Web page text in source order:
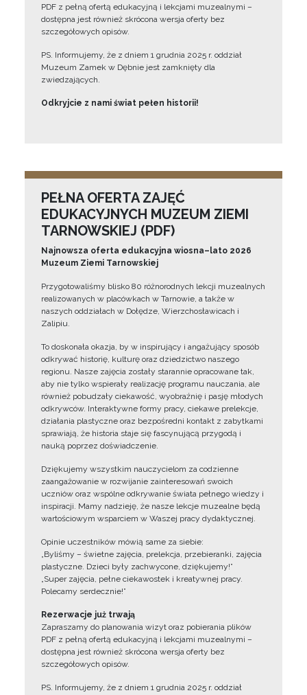
PDF z pełną ofertą edukacyjną i lekcjami muzealnymi –
dostępna jest również skrócona wersja oferty bez
szczegółowych opisów.
PS. Informujemy, że z dniem 1 grudnia 2025 r. oddział
Muzeum Zamek w Dębnie jest zamknięty dla
zwiedzających.
Odkryjcie z nami świat pełen historii!
PEŁNA OFERTA ZAJĘĆ
EDUKACYJNYCH MUZEUM ZIEMI
TARNOWSKIEJ (PDF)
Najnowsza oferta edukacyjna wiosna–lato 2026
Muzeum Ziemi Tarnowskiej
Przygotowaliśmy blisko 80 różnorodnych lekcji muzealnych
realizowanych w placówkach w Tarnowie, a także w
naszych oddziałach w Dołędze, Wierzchosławicach i
Zalipiu.
To doskonała okazja, by w inspirujący i angażujący sposób
odkrywać historię, kulturę oraz dziedzictwo naszego
regionu. Nasze zajęcia zostały starannie opracowane tak,
aby nie tylko wspierały realizację programu nauczania, ale
również pobudzały ciekawość, wyobraźnię i pasję młodych
odkrywców. Interaktywne formy pracy, ciekawe prelekcje,
działania plastyczne oraz bezpośredni kontakt z zabytkami
sprawiają, że historia staje się fascynującą przygodą i
nauką poprzez doświadczenie.
Dziękujemy wszystkim nauczycielom za codzienne
zaangażowanie w rozwijanie zainteresowań swoich
uczniów oraz wspólne odkrywanie świata pełnego wiedzy i
inspiracji. Mamy nadzieję, że nasze lekcje muzealne będą
wartościowym wsparciem w Waszej pracy dydaktycznej.
Opinie uczestników mówią same za siebie:
„Byliśmy – świetne zajęcia, prelekcja, przebieranki, zajęcia
plastyczne. Dzieci były zachwycone, dziękujemy!”
„Super zajęcia, pełne ciekawostek i kreatywnej pracy.
Polecamy serdecznie!”
Rezerwacje już trwają
Zapraszamy do planowania wizyt oraz pobierania plików
PDF z pełną ofertą edukacyjną i lekcjami muzealnymi –
dostępna jest również skrócona wersja oferty bez
szczegółowych opisów.
PS. Informujemy, że z dniem 1 grudnia 2025 r. oddział